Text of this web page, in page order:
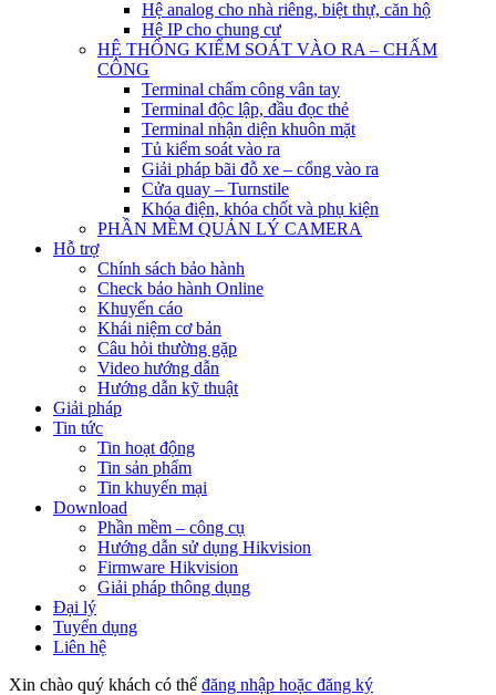
Hệ analog cho nhà riêng, biệt thự, căn hộ
Hệ IP cho chung cư
HỆ THỐNG KIỂM SOÁT VÀO RA – CHẤM
CÔNG
Terminal chấm công vân tay
Terminal độc lập, đầu đọc thẻ
Terminal nhận diện khuôn mặt
Tủ kiểm soát vào ra
Giải pháp bãi đỗ xe – cổng vào ra
Cửa quay – Turnstile
Khóa điện, khóa chốt và phụ kiện
PHẦN MỀM QUẢN LÝ CAMERA
Hỗ trợ
Chính sách bảo hành
Check bảo hành Online
Khuyến cáo
Khái niệm cơ bản
Câu hỏi thường gặp
Video hướng dẫn
Hướng dẫn kỹ thuật
Giải pháp
Tin tức
Tin hoạt động
Tin sản phẩm
Tin khuyến mại
Download
Phần mềm – công cụ
Hướng dẫn sử dụng Hikvision
Firmware Hikvision
Giải pháp thông dụng
Đại lý
Tuyển dụng
Liên hệ
Xin chào quý khách có thể đăng nhập hoặc đăng ký